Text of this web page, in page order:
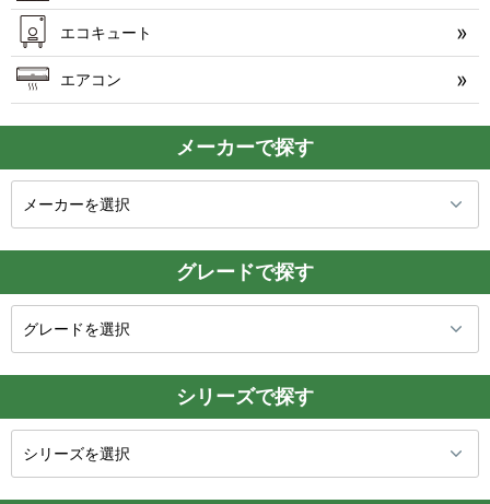
エコキュート
エアコン
メーカーで探す
グレードで探す
シリーズで探す